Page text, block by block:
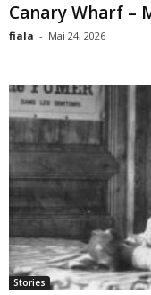
Canary Wharf –
fiala - Mai 24, 2026
Stories